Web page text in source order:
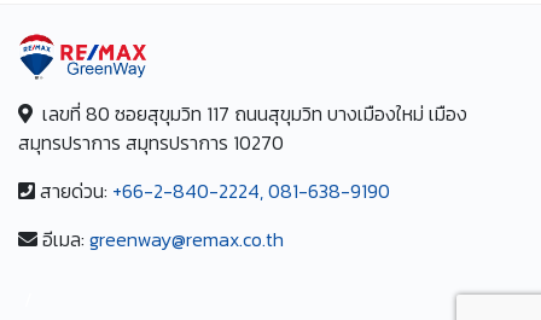
เลขที่ 80 ซอยสุขุมวิท 117 ถนนสุขุมวิท บางเมืองใหม่ เมือง
สมุทรปราการ สมุทรปราการ 10270
สายด่วน: +66-2-840-2224, 081-638-9190
อีเมล: greenway@remax.co.th